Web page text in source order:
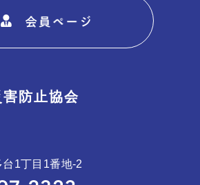
防止協会
1丁目1番地-2